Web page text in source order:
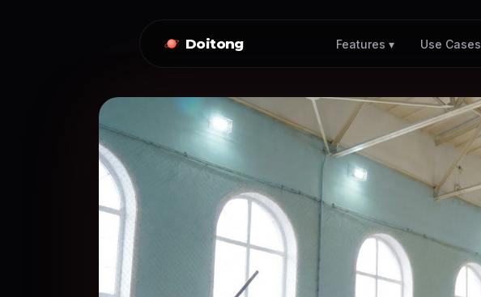
Doitong Features ▾ Use